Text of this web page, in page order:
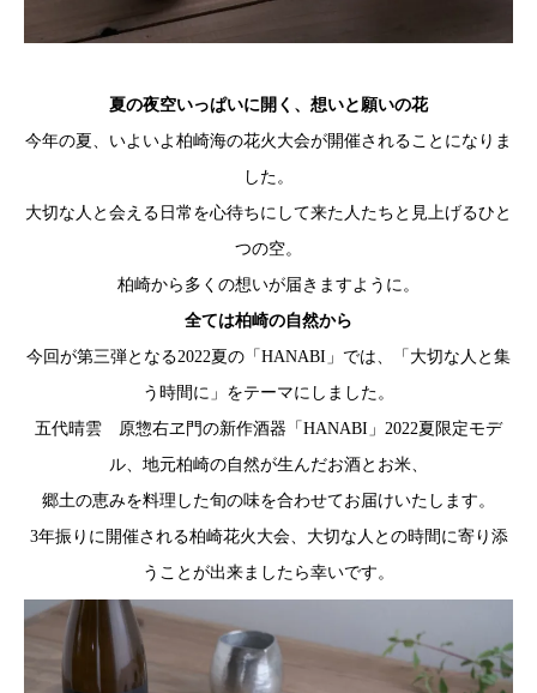
夏の夜空いっぱいに開く、想いと願いの花
今年の夏、いよいよ柏崎海の花火大会が開催されることになりま
した。
大切な人と会える日常を心待ちにして来た人たちと見上げるひと
つの空。
柏崎から多くの想いが届きますように。
全ては柏崎の自然から
今回が第三弾となる2022夏の「HANABI」では、「大切な人と集
う時間に」をテーマにしました。
五代晴雲 原惣右ヱ門の新作酒器「HANABI」2022夏限定モデ
ル、地元柏崎の自然が生んだお酒とお米、
郷土の恵みを料理した旬の味を合わせてお届けいたします。
3年振りに開催される柏崎花火大会、大切な人との時間に寄り添
うことが出来ましたら幸いです。